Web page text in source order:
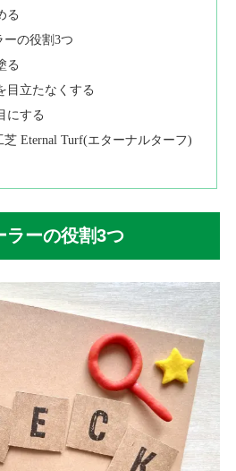
る
ーの役割3つ
る
目立たなくする
にする
Eternal Turf(エターナルターフ)
ラーの役割3つ